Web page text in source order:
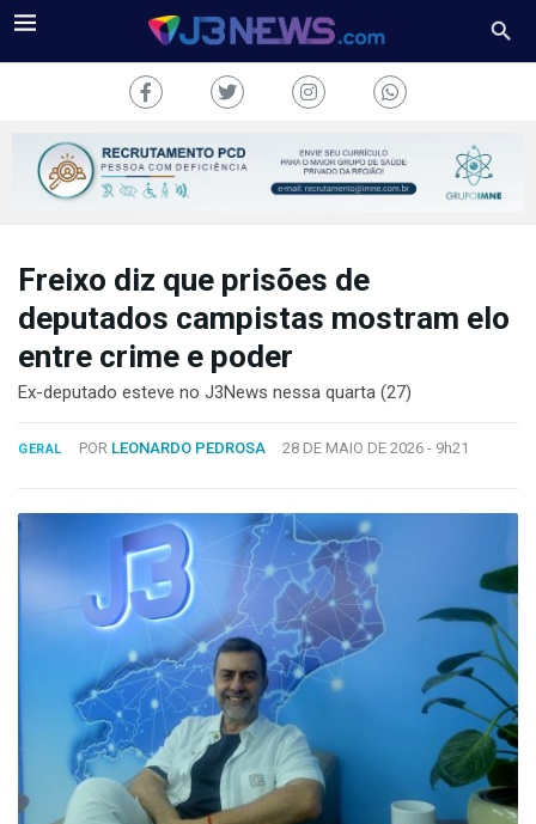
J3NEWS
COLUNAS
CONOSCO
Copyright
2024
Desenvolvido
Hesea
Tecnologia
Sistemas
Freixo diz que prisões de
deputados campistas mostram elo
entre crime e poder
Ex-deputado esteve no J3News nessa quarta (27)
GERAL POR LEONARDO PEDROSA 28 DE MAIO DE 2026 - 9h21